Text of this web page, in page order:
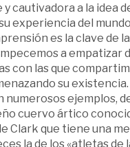
cautivadora a la idea
experiencia del
es la clave de
a empatizar
con las que
su
numerosos ejemplos,
cuervo ártico
Clark que tiene una
la de los «atletas de